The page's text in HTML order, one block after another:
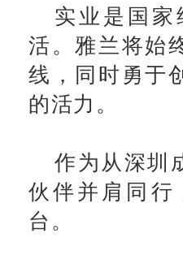
实业是国
活。雅兰将始
线，同时勇于
的活力。
作为从深圳
伙伴并肩同
台。